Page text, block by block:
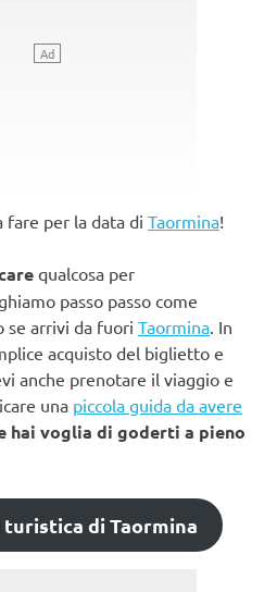
fare per la data di Taormina!
qualcosa per
passo passo come
arrivi da fuori Taormina . In
acquisto del biglietto e
anche prenotare il viaggio e
una piccola guida da avere
hai voglia di goderti a pieno
turistica di Taormina